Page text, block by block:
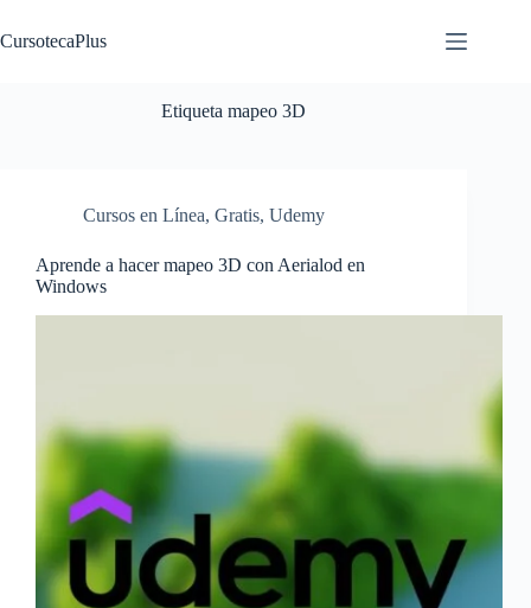
al
contenido
CursotecaPlus
Etiqueta mapeo 3D
Cursos en Línea, Gratis, Udemy
Aprende a hacer mapeo 3D con Aerialod en
Windows